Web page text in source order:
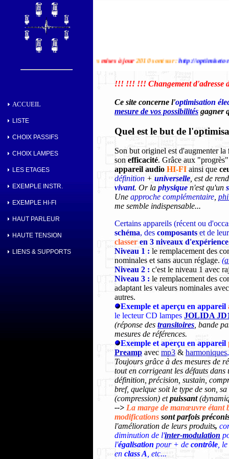
mises à jour2010 sont sur :http://
!!! !!! !!! Changement d'adresse
Ce site concerne l'optimisation
mesure de vos possibilités gagner
Quel est le but de
Son but originel est d'augmenter la
son efficacité. Grâce aux "progrès"
appareil audio HI-FI ainsi que
définition +universelle, est de
vivant. Or la physique n'est qu'un
Une approche complémentaire,
me semble indispensable...
Certains appareils (récent ou
schéma, des composants et de
classer en 3 niveaux
Niveau 1 : le remplacement des
nominales et sans aucun réglage. (
Niveau 2 : c'est le niveau 1 avec
Niveau 3 :le remplacement des
adaptant les valeurs nominales
autres.
Exemple et aperçu en appareil
le lecteur CD lampes JOLIDA
(réponse des transitoires, bande
mesures de références.
Exemple et aperçu en appareil
Preamp avec mp3 & harmoniques
Toujours grâce à des mesures de
tout en corrigeant les défauts dans
définition, précision, sustain,
bref, quelque soit le type de son,
(compression) etpuissant
--> La marge de manœuvre étant
modifications sont parfois
l'amélioration de leurs produits,
diminution de l'inter-modulation
l'égalisation pour + de contrôle,
en class A, etc...
ACCUEIL
LISTE
CHOIX PASSIFS
CHOIX LAMPES
LES ETAGES
EXEMPLE INSTR.
EXEMPLE HI-FI
HAUT PARLEUR
HAUTE TENSION
LIENS & SUPPORTS